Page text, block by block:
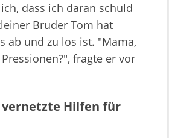
dass ich daran schuld
Bruder Tom hat
ab und zu los ist. "Mama,
fragte er vor
Hilfen für